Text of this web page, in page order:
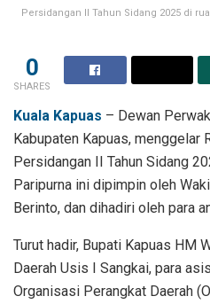
Persidangan II Tahun Sidang 2025 di
0
SHARES
Kuala Kapuas – Dewan
Kabupaten Kapuas, menggelar
Persidangan II Tahun Sidang
Paripurna ini dipimpin oleh
Berinto, dan dihadiri oleh para
Turut hadir, Bupati Kapuas HM
Daerah Usis I Sangkai, para
Organisasi Perangkat Daerah